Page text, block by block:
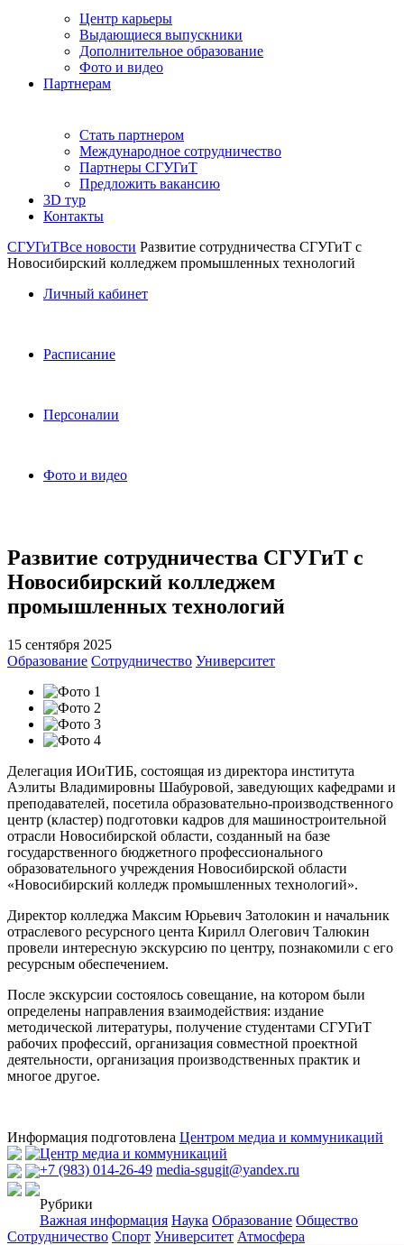
Центр карьеры
Выдающиеся выпускники
Дополнительное образование
Фото и видео
Партнерам
Стать партнером
Международное сотрудничество
Партнеры СГУГиТ
Предложить вакансию
3D тур
Контакты
СГУГиТВсе новости Развитие сотрудничества СГУГиТ с
Новосибирский колледжем промышленных технологий
Личный кабинет
Расписание
Персоналии
Фото и видео
Развитие сотрудничества СГУГиТ с
Новосибирский колледжем
промышленных технологий
15 сентября 2025
Образование Сотрудничество Университет
Делегация ИОиТИБ, состоящая из директора института
Аэлиты Владимировны Шабуровой, заведующих кафедрами и
преподавателей, посетила образовательно-производственного
центр (кластер) подготовки кадров для машиностроительной
отрасли Новосибирской области, созданный на базе
государственного бюджетного профессионального
образовательного учреждения Новосибирской области
«Новосибирский колледж промышленных технологий».
Директор колледжа Максим Юрьевич Затолокин и начальник
отраслевого ресурсного цента Кирилл Олегович Талюкин
провели интересную экскурсию по центру, познакомили с его
ресурсным обеспечением.
После экскурсии состоялось совещание, на котором были
определены направления взаимодействия: издание
методической литературы, получение студентами СГУГиТ
рабочих профессий, организация совместной проектной
деятельности, организация производственных практик и
многое другое.
Информация подготовлена Центром медиа и коммуникаций
Центр медиа и коммуникаций
+7 (983) 014-26-49 media-sgugit@yandex.ru
Рубрики
Важная информация Наука Образование Общество
Сотрудничество Спорт Университет Атмосфера